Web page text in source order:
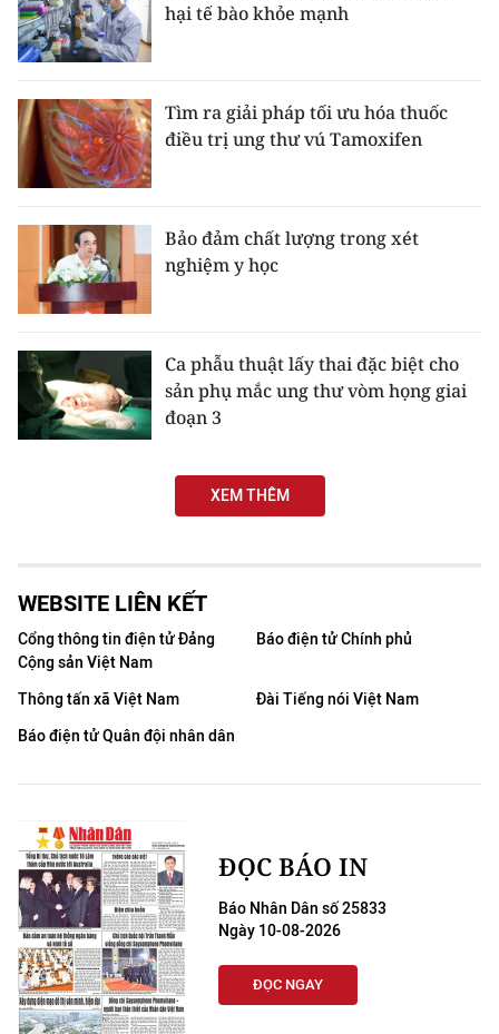
hại tế bào khỏe mạnh
Tìm ra giải pháp tối ưu hóa thuốc
điều trị ung thư vú Tamoxifen
Bảo đảm chất lượng trong xét
nghiệm y học
Ca phẫu thuật lấy thai đặc biệt cho
sản phụ mắc ung thư vòm họng giai
đoạn 3
XEM THÊM
WEBSITE LIÊN KẾT
Cổng thông tin điện tử Đảng
Cộng sản Việt Nam
Báo điện tử Chính phủ
Thông tấn xã Việt Nam
Đài Tiếng nói Việt Nam
Báo điện tử Quân đội nhân dân
ĐỌC BÁO IN
Báo Nhân Dân số 25833
Ngày 10-08-2026
ĐỌC NGAY